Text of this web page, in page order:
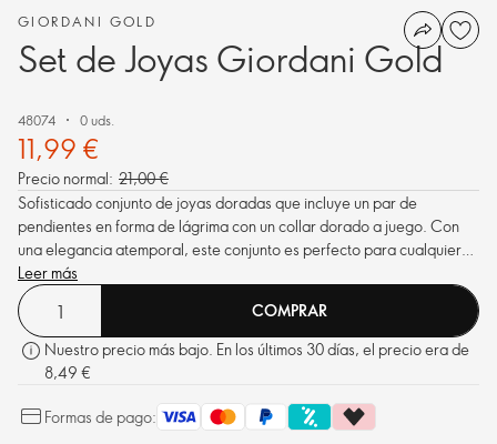
GIORDANI GOLD
Set de Joyas Giordani Gold
48074 0 uds.
11,99 €
Precio normal: 21,00 €
Sofisticado conjunto de joyas doradas que incluye un par de
pendientes en forma de lágrima con un collar dorado a juego. Con
una elegancia atemporal, este conjunto es perfecto para cualquier
ocasión.
Leer más
COMPRAR
Nuestro precio más bajo. En los últimos 30 días, el precio era de
8,49 €
Formas de pago: